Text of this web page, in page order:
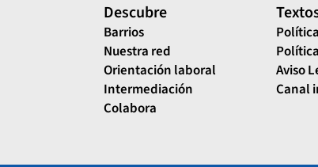
Descubre
Barrios
Nuestra red
Orientación laboral
Intermediación
Colabora
Aviso
Canal